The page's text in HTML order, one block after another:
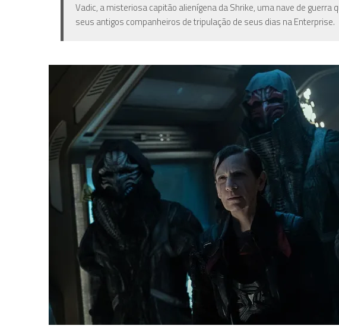
Vadic, a misteriosa capitão alienígena da Shrike, uma nave de guerra
seus antigos companheiros de tripulação de seus dias na Enterprise.